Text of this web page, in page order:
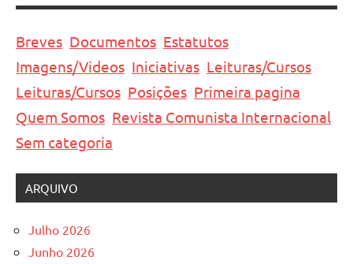
Breves Documentos Estatutos
Imagens/Videos Iniciativas Leituras/Cursos
Leituras/Cursos Posições Primeira pagina
Quem Somos Revista Comunista Internacional
Sem categoria
ARQUIVO
Julho 2026
Junho 2026